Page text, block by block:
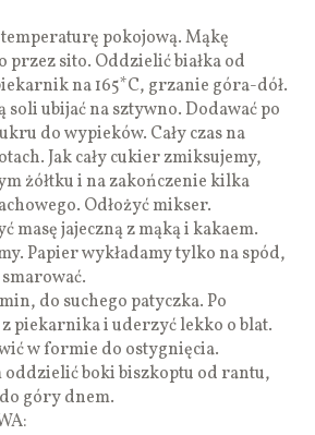
temperaturę pokojową. Mąkę
przez sito. Oddzielić białka od
na 165*C, grzanie góra-dół.
soli ubijać na sztywno. Dodawać po
do wypieków. Cały czas na
Jak cały cukier zmiksujemy,
żółtku i na zakończenie kilka
Odłożyć mikser.
masę jajeczną z mąką i kakaem.
Papier wykładamy tylko na spód,
do suchego patyczka. Po
piekarnika i uderzyć lekko o blat.
w formie do ostygnięcia.
oddzielić boki biszkoptu od rantu,
góry dnem.